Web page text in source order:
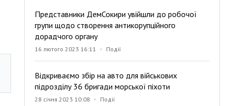
Представники ДемСокири увійшли до робочої
групи щодо створення антикорупційного
дорадчого органу
16 лютого 2023 16:11 Події
Відкриваємо збір на авто для військових
підрозділу 36 бригади морської піхоти
28 січня 2023 10:08 Події